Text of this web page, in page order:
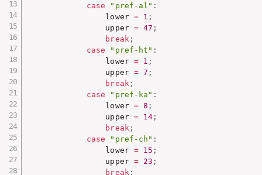
case
"pref-al" :
                lower
= 1 ;
                upper
= 47 ;
break ;
case
"pref-ht" :
                lower
= 1 ;
                upper
= 7 ;
break ;
case
"pref-ka" :
                lower
= 8 ;
                upper
= 14 ;
break ;
case
"pref-ch" :
                lower
= 15 ;
                upper
= 23 ;
break ;